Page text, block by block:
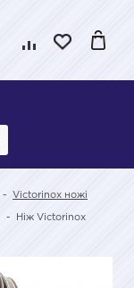
- Victorinox ножі
- Ніж Victorinox